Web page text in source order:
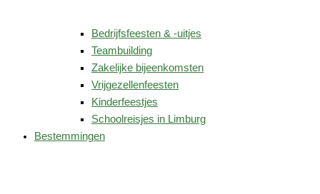
Bedrijfsfeesten & -uitjes
Teambuilding
Zakelijke bijeenkomsten
Vrijgezellenfeesten
Kinderfeestjes
Schoolreisjes in Limburg
Bestemmingen